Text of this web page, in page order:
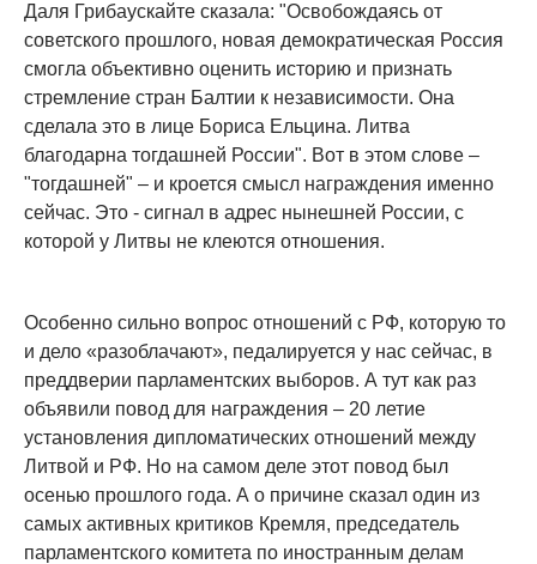
Даля Грибаускайте сказала: "Освобождаясь от
советского прошлого, новая демократическая Россия
смогла объективно оценить историю и признать
стремление стран Балтии к независимости. Она
сделала это в лице Бориса Ельцина. Литва
благодарна тогдашней России". Вот в этом слове –
"тогдашней" – и кроется смысл награждения именно
сейчас. Это - сигнал в адрес нынешней России, с
которой у Литвы не клеются отношения.
Особенно сильно вопрос отношений с РФ, которую то
и дело «разоблачают», педалируется у нас сейчас, в
преддверии парламентских выборов. А тут как раз
объявили повод для награждения – 20 летие
установления дипломатических отношений между
Литвой и РФ. Но на самом деле этот повод был
осенью прошлого года. А о причине сказал один из
самых активных критиков Кремля, председатель
парламентского комитета по иностранным делам